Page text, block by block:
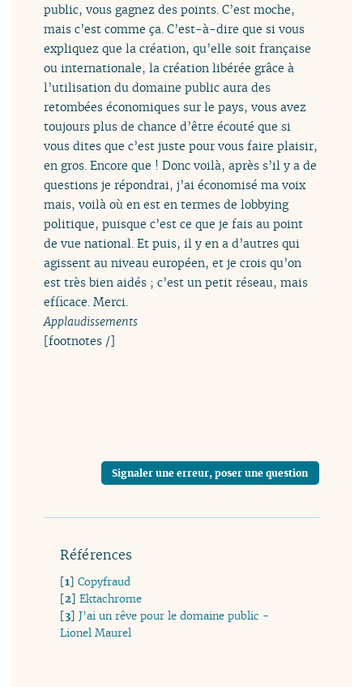
public, vous gagnez des points. C’est moche,
mais c’est comme ça. C’est-à-dire que si vous
expliquez que la création, qu’elle soit française
ou internationale, la création libérée grâce à
l’utilisation du domaine public aura des
retombées économiques sur le pays, vous avez
toujours plus de chance d’être écouté que si
vous dites que c’est juste pour vous faire plaisir,
en gros. Encore que ! Donc voilà, après s’il y a de
questions je répondrai, j’ai économisé ma voix
mais, voilà où en est en termes de lobbying
politique, puisque c’est ce que je fais au point
de vue national. Et puis, il y en a d’autres qui
agissent au niveau européen, et je crois qu’on
est très bien aidés ; c’est un petit réseau, mais
efficace. Merci.
Applaudissements
[footnotes /]
Signaler une erreur, poser une question
Références
[1]Copyfraud
[2]Ektachrome
[3]J’ai un rêve pour le domaine public -
Lionel Maurel